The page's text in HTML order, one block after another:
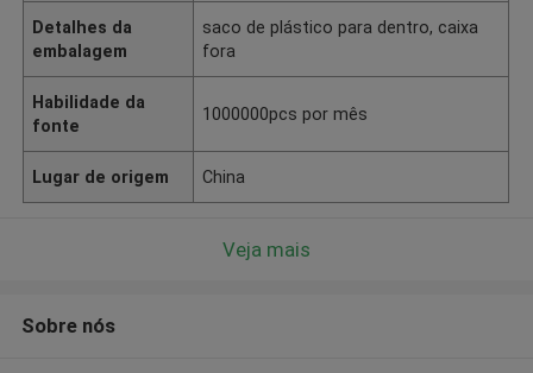
Detalhes da
embalagem
saco de plástico para dentro, caixa
fora
Habilidade da
fonte
1000000pcs por mês
Lugar de origem China
Veja mais
Sobre nós